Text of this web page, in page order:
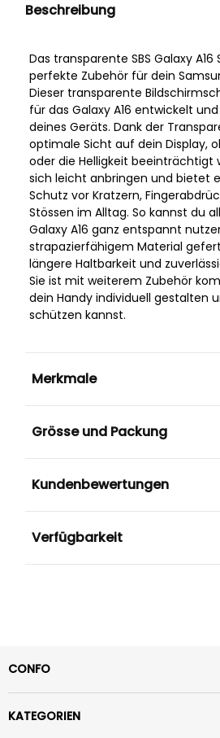
Beschreibung
Das transparente SBS Galaxy
perfekte Zubehör für dein
Dieser transparente
für das Galaxy A16 entwickelt
deines Geräts. Dank der
optimale Sicht auf dein Display,
oder die Helligkeit beeinträchtigt
sich leicht anbringen und bietet
Schutz vor Kratzern,
Stössen im Alltag. So kannst du
Galaxy A16 ganz entspannt
strapazierfähigem Material
längere Haltbarkeit und
Sie ist mit weiterem Zubehör
dein Handy individuell gestalten
schützen kannst.
Merkmale
Grösse und Packung
Kundenbewertungen
Verfügbarkeit
CONFO
KATEGORIEN